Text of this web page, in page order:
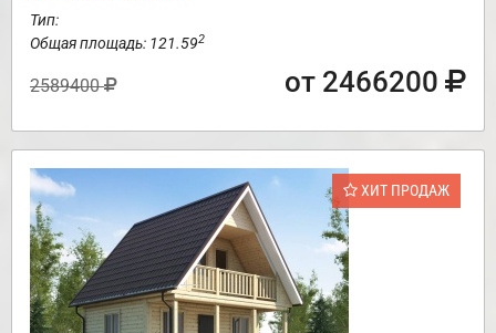
Тип:
Общая площадь: 121.592
2589400 от 2466200
ХИТ ПРОДАЖ